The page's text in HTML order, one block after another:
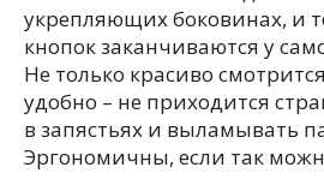
укрепляющих боковинах, и
кнопок заканчиваются у
Не только красиво
удобно – не приходится
в запястьях и выламывать
Эргономичны, если так